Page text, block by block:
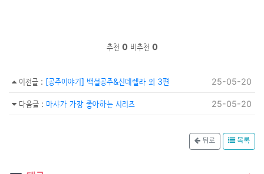
추천 0 비추천 0
이전글 : [공주이야기] 백설공주&신데렐라 외 3편 25-05-20
다음글 : 마샤가 가장 좋아하는 시리즈 25-05-20
뒤로 목록